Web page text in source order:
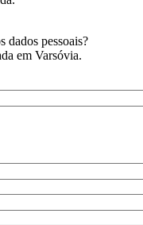
dados pessoais?
em Varsóvia.